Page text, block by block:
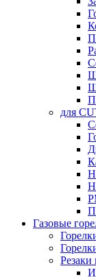
для
Газовые
Резаки